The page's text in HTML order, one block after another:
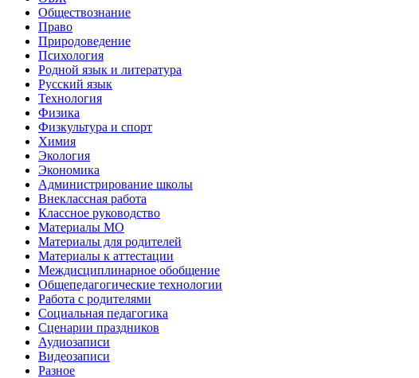
Обществознание
Право
Природоведение
Психология
Родной язык и литература
Русский язык
Технология
Физика
Физкультура и спорт
Химия
Экология
Экономика
Администрирование школы
Внеклассная работа
Классное руководство
Материалы МО
Материалы для родителей
Материалы к аттестации
Междисциплинарное обобщение
Общепедагогические технологии
Работа с родителями
Социальная педагогика
Сценарии праздников
Аудиозаписи
Видеозаписи
Разное